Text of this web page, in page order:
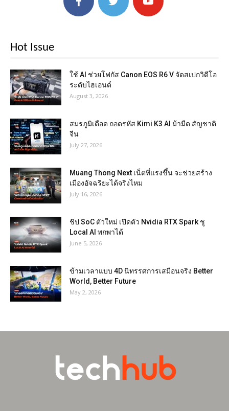
Hot Issue
ใช้ AI ช่วยโฟกัส Canon EOS R6 V จัดสเปกวิดีโอ
ระดับไฮเอนด์
August 3, 2026
สมรภูมิเดือด ถอดรหัส Kimi K3 AI ม้ามืด สัญชาติ
จีน
July 27, 2026
Muang Thong Next เน็ตที่แรงขึ้น จะช่วยสร้าง
เมืองอัจฉริยะได้จริงไหม
July 16, 2026
ชิป SoC ตัวใหม่ เปิดตัว Nvidia RTX Spark ชู
Local AI พกพาได้
June 5, 2026
ข้ามเวลาแบบ 4D นิทรรศการเสมือนจริง Better
World, Better Future
May 2, 2026